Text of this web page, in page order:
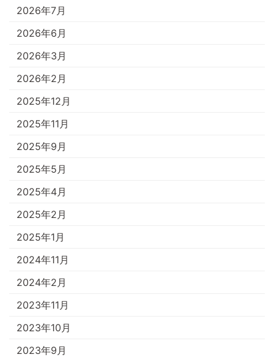
2026年7月
2026年6月
2026年3月
2026年2月
2025年12月
2025年11月
2025年9月
2025年5月
2025年4月
2025年2月
2025年1月
2024年11月
2024年2月
2023年11月
2023年10月
2023年9月